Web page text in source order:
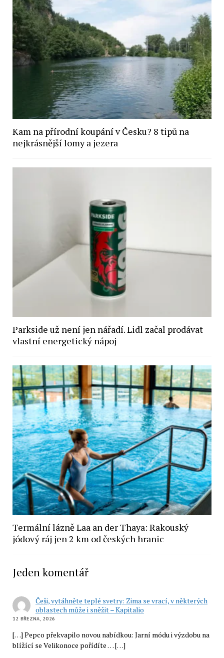
Kam na přírodní koupání v Česku? 8 tipů na
nejkrásnější lomy a jezera
Parkside už není jen nářadí. Lidl začal prodávat
vlastní energetický nápoj
Termální lázně Laa an der Thaya: Rakouský
jódový ráj jen 2 km od českých hranic
Jeden komentář
Češi, vytáhněte teplé svetry: Zima se vrací, v některých
oblastech může i sněžit – Kapitalio
12 BŘEZNA, 2026
[…] Pepco překvapilo novou nabídkou: Jarní módu i výzdobu na
blížící se Velikonoce pořídíte … […]